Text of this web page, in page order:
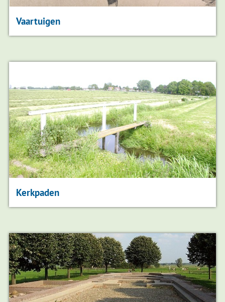
Vaartuigen
Kerkpaden